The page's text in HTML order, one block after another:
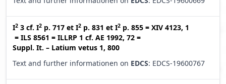
I2 3 cf. I2 p. 717 et I2 p. 831 et I2 p. 855 = XIV 4123, 1
= ILS 8561 = ILLRP 1 cf. AE 1992, 72 =
Suppl. It. – Latium vetus 1, 800
Text and further informationen on EDCS: EDCS-19600767